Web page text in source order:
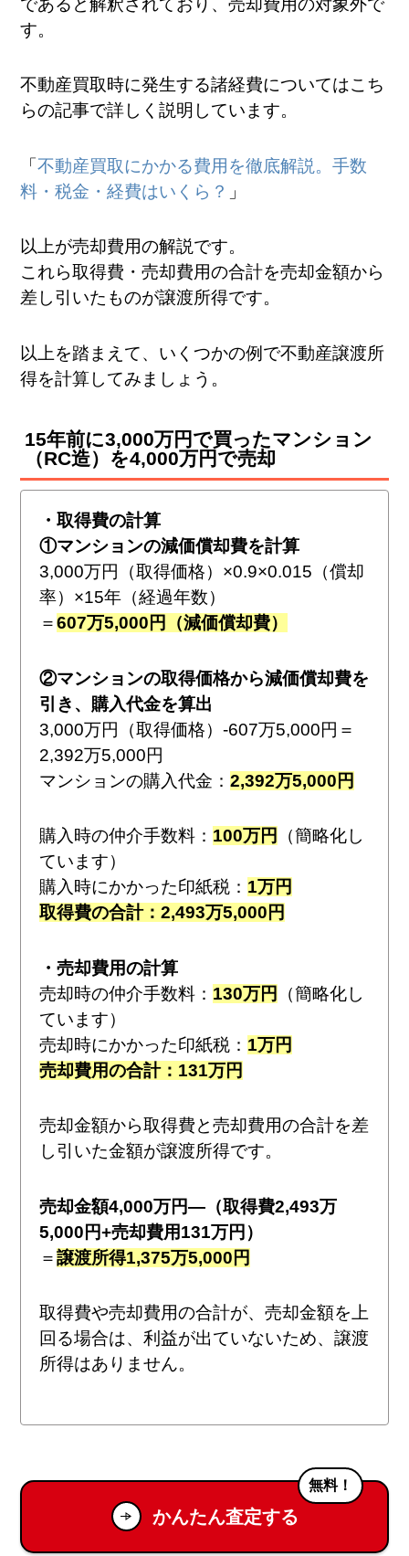
であると解釈されており、売却費用の対象外で
す。
不動産買取時に発生する諸経費についてはこち
らの記事で詳しく説明しています。
「不動産買取にかかる費用を徹底解説。手数
料・税金・経費はいくら？ 」
以上が売却費用の解説です。
これら取得費・売却費用の合計を売却金額から
差し引いたものが譲渡所得です。
以上を踏まえて、いくつかの例で不動産譲渡所
得を計算してみましょう。
15年前に3,000万円で買ったマンション
（RC造）を4,000万円で売却
・取得費の計算
①マンションの減価償却費を計算
3,000万円（取得価格）×0.9×0.015（償却
率）×15年（経過年数）
＝607万5,000円（減価償却費）
②マンションの取得価格から減価償却費を
引き、購入代金を算出
3,000万円（取得価格）-607万5,000円＝
2,392万5,000円
マンションの購入代金： 2,392万5,000円
購入時の仲介手数料： 100万円
（簡略化し
ています）
購入時にかかった印紙税： 1万円
取得費の合計：2,493万5,000円
・売却費用の計算
売却時の仲介手数料： 130万円
（簡略化し
ています）
売却時にかかった印紙税： 1万円
売却費用の合計：131万円
売却金額から取得費と売却費用の合計を差
し引いた金額が譲渡所得です。
売却金額4,000万円―（取得費2,493万
5,000円+売却費用131万円）
＝譲渡所得1,375万5,000円
取得費や売却費用の合計が、売却金額を上
回る場合は、利益が出ていないため、譲渡
所得はありません。
かんたん査定する
無料！